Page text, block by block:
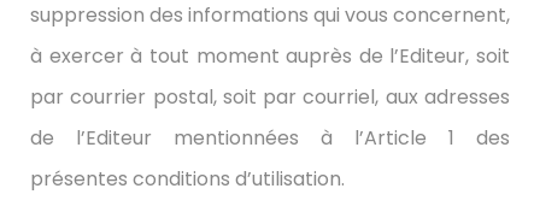
suppression des informations qui vous concernent,
à exercer à tout moment auprès de l’Editeur, soit
par courrier postal, soit par courriel, aux adresses
de l’Editeur mentionnées à l’Article 1 des
présentes conditions d’utilisation.